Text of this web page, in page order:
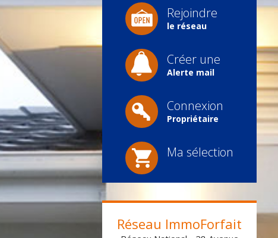
Rejoindre
le réseau
Créer une
Alerte mail
Connexion
Propriétaire
Ma sélection
Réseau ImmoForfait